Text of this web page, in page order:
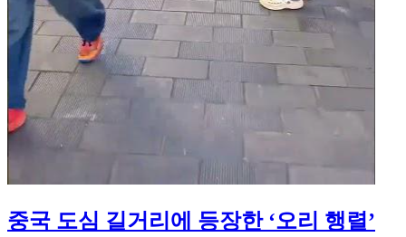
중국 도심 길거리에 등장한 ‘오리 행렬’